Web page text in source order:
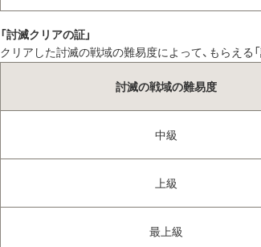
「討滅クリアの証」
クリアした討滅の戦域の難易度によって、もらえる
討滅の戦域の難易度
中級
上級
最上級